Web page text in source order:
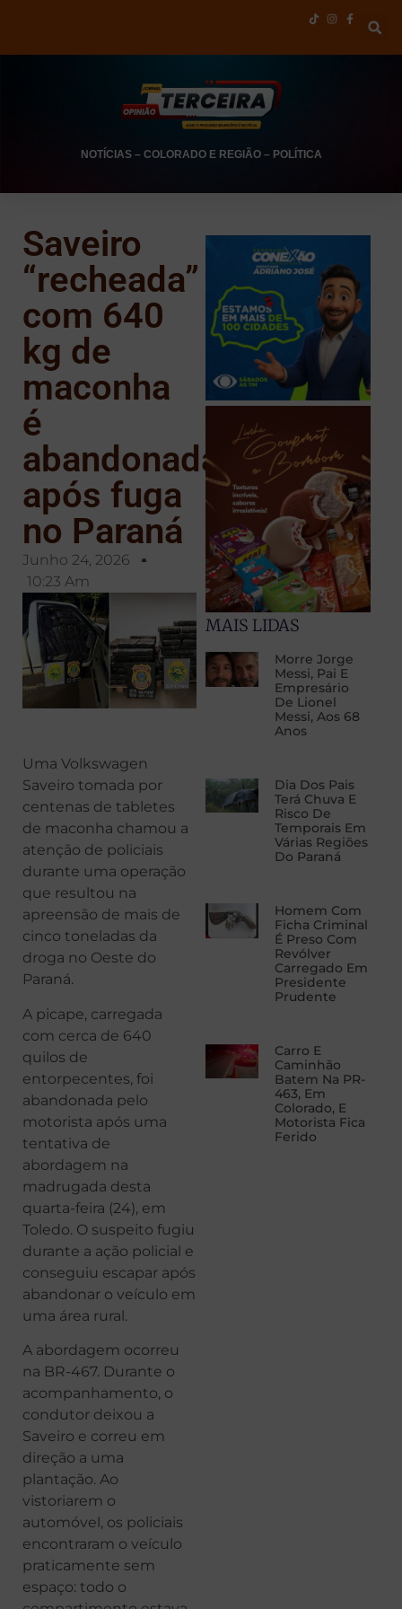
NOTÍCIAS– COLORADO E REGIÃO– POLÍTICA
Saveiro
“recheada”
com 640
kg de
maconha
é
abandonada
após fuga
no Paraná
Junho 24, 2026
10:23 Am
Uma Volkswagen
Saveiro tomada por
centenas de tabletes
de maconha chamou a
atenção de policiais
durante uma operação
que resultou na
apreensão de mais de
cinco toneladas da
droga no Oeste do
Paraná.
A picape, carregada
com cerca de 640
quilos de
entorpecentes, foi
abandonada pelo
motorista após uma
tentativa de
abordagem na
madrugada desta
quarta-feira (24), em
Toledo. O suspeito fugiu
durante a ação policial e
conseguiu escapar após
abandonar o veículo em
uma área rural.
A abordagem ocorreu
na BR-467. Durante o
acompanhamento, o
condutor deixou a
Saveiro e correu em
direção a uma
plantação. Ao
vistoriarem o
automóvel, os policiais
encontraram o veículo
praticamente sem
espaço: todo o
MAIS LIDAS
Morre Jorge
Messi, Pai E
Empresário
De Lionel
Messi, Aos 68
Anos
Dia Dos Pais
Terá Chuva E
Risco De
Temporais Em
Várias Regiões
Do Paraná
Homem Com
Ficha Criminal
É Preso Com
Revólver
Carregado Em
Presidente
Prudente
Carro E
Caminhão
Batem Na PR-
463, Em
Colorado, E
Motorista Fica
Ferido